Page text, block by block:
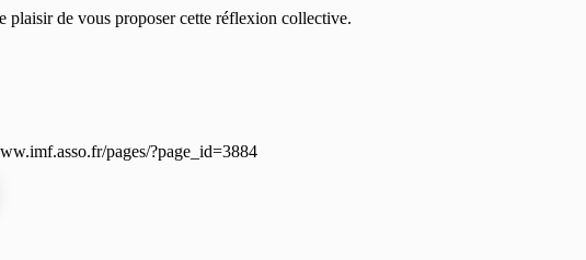
de vous proposer cette réflexion collective.
pages/?page_id=3884